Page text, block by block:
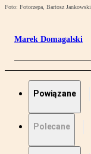
Foto: Fotorzepa, Bartosz Jankowski
Marek Domagalski
Powiązane
Polecane